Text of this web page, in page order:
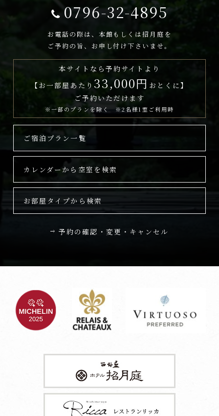
0796-32-4895
お電話の際は、本館もしくは招月庭を
ご予約の旨、お申し付け下さいませ。
本サイトなら予約サイトより
【お一部屋あたり 33,000円 おとくに】
ご予約いただけます
※一部のプランを除く ※2名様1室ご利用時
ご宿泊プラン一覧
カレンダーから空室を検索
お部屋タイプから検索
予約の確認・変更・キャンセル